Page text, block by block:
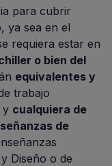
para cubrir
ya sea en el
requiera estar en
o bien del
equivalentes y
trabajo
y cualquiera de
de
Diseño o de